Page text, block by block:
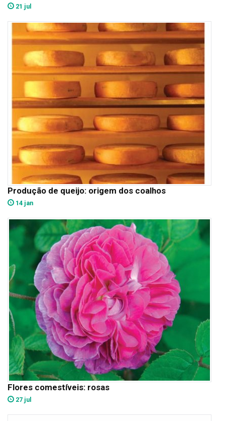
21 jul
Produção de queijo: origem dos coalhos
14 jan
Flores comestíveis: rosas
27 jul